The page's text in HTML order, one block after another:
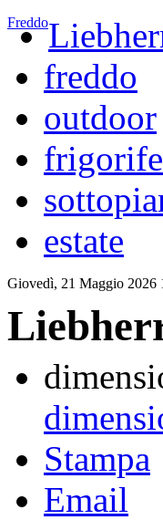
Freddo
freddo
outdoor
estate
Giovedì, 21 Maggio 2026
Stampa
Email